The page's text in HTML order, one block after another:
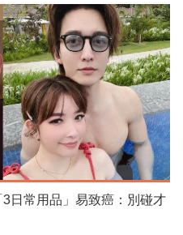
日常用品」易致癌：別碰才